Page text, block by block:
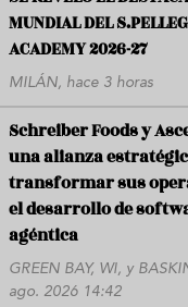
MUNDIAL DEL
ACADEMY 2026-27
MILÁN, hace 3 horas
Schreiber Foods y
una alianza
transformar sus
el desarrollo de
agéntica
GREEN BAY, WI, y
ago. 2026 14:42